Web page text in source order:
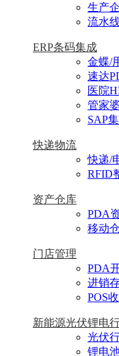
生产
流水
ERP条码集成
金蝶/
速达
医院
管家
SAP
快递物流
快递/
RFID
资产仓库
PDA
移动
门店管理
PDA
进销
POS
新能源光伏锂电
光伏
锂电